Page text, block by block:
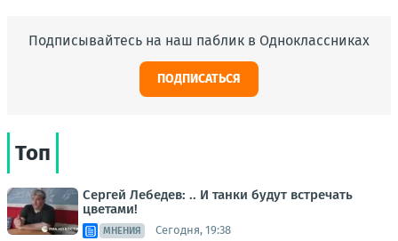
Подписывайтесь на наш паблик в Одноклассниках
ПОДПИСАТЬСЯ
Топ
Сергей Лебедев: .. И танки будут встречать
цветами!
МНЕНИЯ Сегодня, 19:38